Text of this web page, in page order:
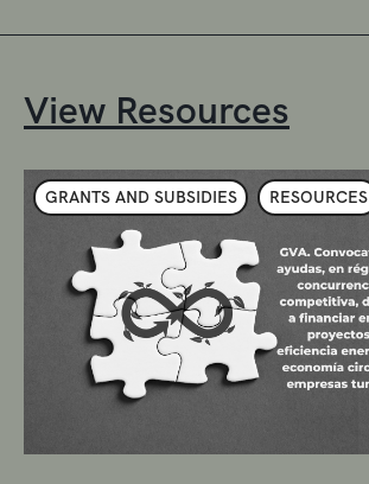
View Resources
GRANTS AND SUBSIDIES RESOURCES